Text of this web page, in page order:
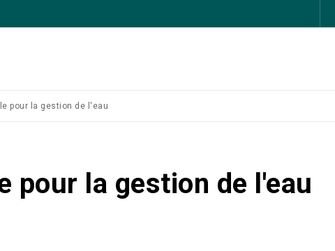
pour la gestion de l'eau
pour la gestion de l'eau